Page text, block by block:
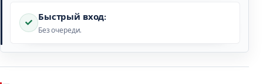
Быстрый вход:
Без очереди.